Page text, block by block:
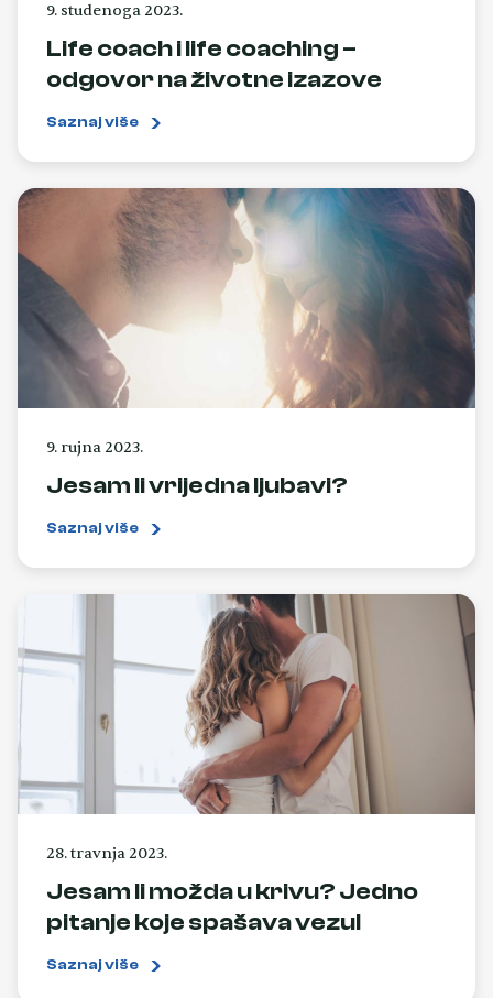
9. studenoga 2023.
Life coach i life coaching –
odgovor na životne izazove
Saznaj više
9. rujna 2023.
Jesam li vrijedna ljubavi?
Saznaj više
28. travnja 2023.
Jesam li možda u krivu? Jedno
pitanje koje spašava vezu!
Saznaj više